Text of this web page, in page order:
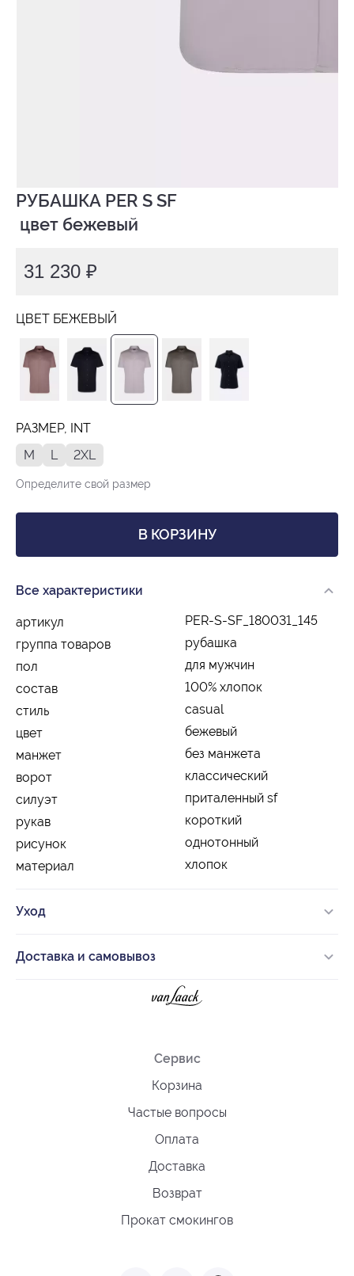
РУБАШКА PER S SF
цвет бежевый
31 230 ₽
ЦВЕТ БЕЖЕВЫЙ
РАЗМЕР, INT
M
L 2XL
Определите свой размер
В КОРЗИНУ
Все характеристики
артикул
PER-S-SF_180031_145
группа товаров
рубашка
пол
для мужчин
состав
100% хлопок
стиль
casual
цвет
бежевый
манжет
без манжета
ворот
классический
силуэт
приталенный sf
рукав
короткий
рисунок
однотонный
материал
хлопок
Уход
Доставка и самовывоз
Сервис
Корзина
Частые вопросы
Оплата
Доставка
Возврат
Прокат смокингов